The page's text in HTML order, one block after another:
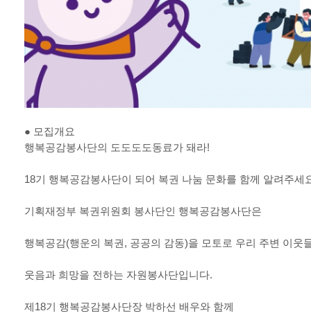
● 모집개요
행복공감봉사단의 도도도도동료가 돼라!
18기 행복공감봉사단이 되어 복권 나눔 문화를 함께 알려주세
기획재정부 복권위원회 봉사단인 행복공감봉사단은
행복공감(행운의 복권 , 공공의 감동)을 모토로 우리 주변 이웃
웃음과 희망을 전하는 자원봉사단입니다.
제 18기 행복공감봉사단장 박하선 배우와 함께